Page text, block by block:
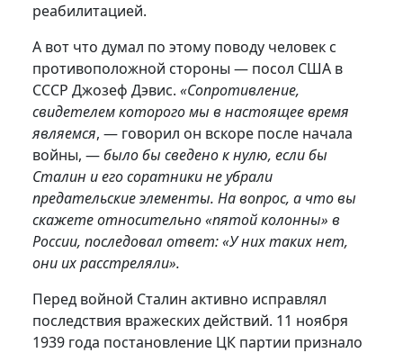
реабилитацией.
А вот что думал по этому поводу человек с
противоположной стороны — посол США в
СССР Джозеф Дэвис. «Сопротивление,
свидетелем которого мы в настоящее время
являемся, — говорил он вскоре после начала
войны, —было бы сведено к нулю, если бы
Сталин и его соратники не убрали
предательские элементы. На вопрос, а что вы
скажете относительно «пятой колонны» в
России, последовал ответ: «У них таких нет,
они их расстреляли».
Перед войной Сталин активно исправлял
последствия вражеских действий. 11 ноября
1939 года постановление ЦК партии признало